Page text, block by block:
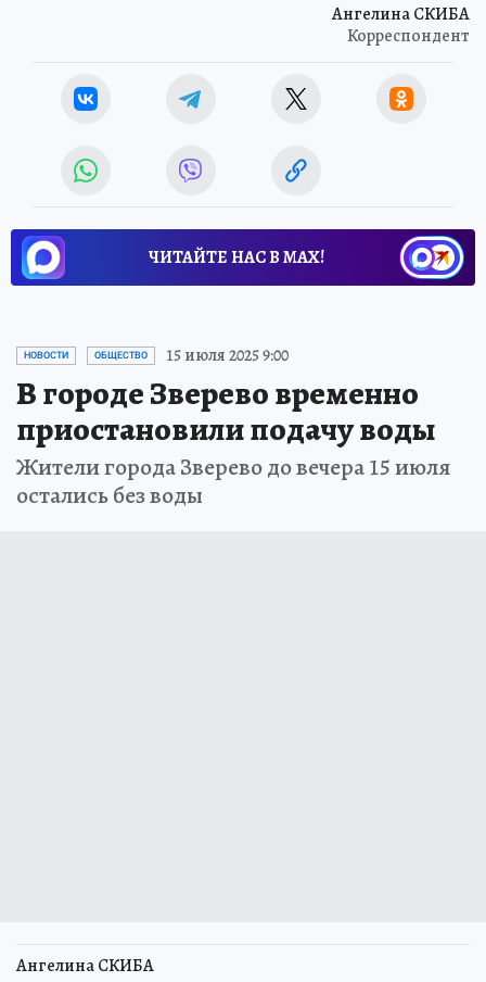
Ангелина СКИБА
Корреспондент
ЧИТАЙТЕ НАС В МАХ!
НОВОСТИ ОБЩЕСТВО 15 июля 2025 9:00
В городе Зверево временно
приостановили подачу воды
Жители города Зверево до вечера 15 июля
остались без воды
Ангелина СКИБА